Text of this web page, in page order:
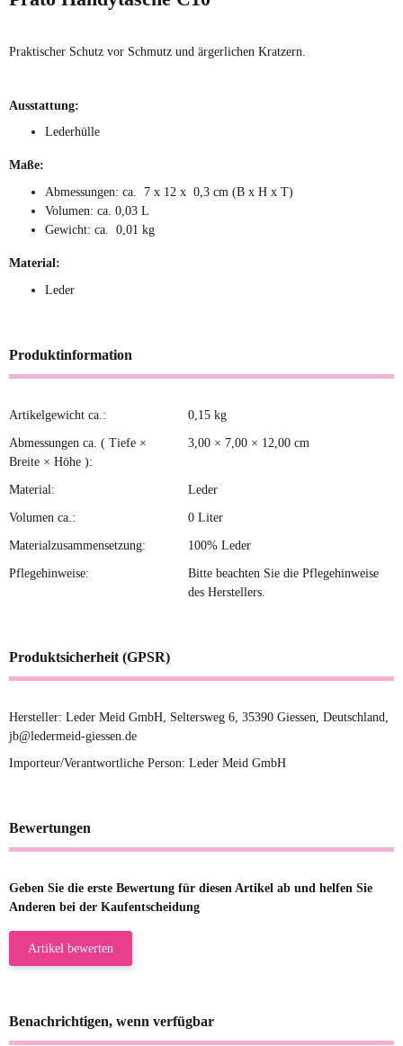
Praktischer Schutz vor Schmutz und ärgerlichen Kratzern.
Ausstattung:
Lederhülle
Maße:
Abmessungen: ca. 7 x 12 x 0,3 cm (B x H x T)
Volumen: ca. 0,03 L
Gewicht: ca. 0,01 kg
Material:
Leder
Produktinformation
Produkteigenschaft
Wert
Artikelgewicht ca.: 0,15 kg
Abmessungen ca. ( Tiefe ×
Breite × Höhe ):
3,00 × 7,00 × 12,00 cm
Material: Leder
Volumen ca.: 0 Liter
Materialzusammensetzung: 100% Leder
Pflegehinweise:
Bitte beachten Sie die Pflegehinweise
des Herstellers.
Produktsicherheit (GPSR)
Hersteller: Leder Meid GmbH, Seltersweg 6, 35390 Giessen, Deutschland,
jb@ledermeid-giessen.de
Importeur/Verantwortliche Person: Leder Meid GmbH
Bewertungen
Geben Sie die erste Bewertung für diesen Artikel ab und helfen Sie
Anderen bei der Kaufentscheidung
Artikel bewerten
Benachrichtigen, wenn verfügbar